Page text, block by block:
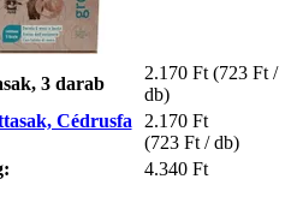
3 darab
2.170 Ft (723 Ft /
db)
Cédrusfa
2.170 Ft
(723 Ft / db)
4.340 Ft